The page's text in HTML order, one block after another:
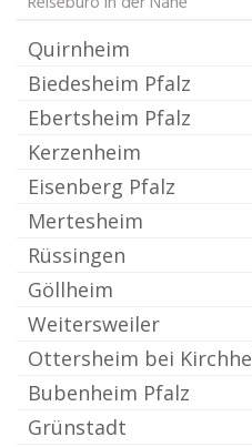
Quirnheim
Biedesheim Pfalz
Ebertsheim Pfalz
Kerzenheim
Eisenberg Pfalz
Mertesheim
Rüssingen
Göllheim
Weitersweiler
Ottersheim bei
Bubenheim Pfalz
Grünstadt